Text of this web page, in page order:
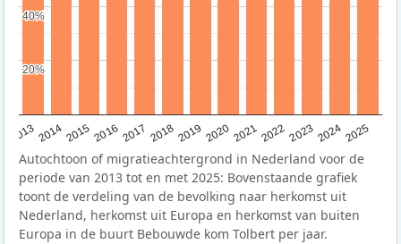
20132014201520162017 20182019 202020212022202320242025
20%
20%
40%
40%
Autochtoon of migratieachtergrond in Nederland voor de
periode van 2013 tot en met 2025: Bovenstaande grafiek
toont de verdeling van de bevolking naar herkomst uit
Nederland, herkomst uit Europa en herkomst van buiten
Europa in de buurt Bebouwde kom Tolbert per jaar.